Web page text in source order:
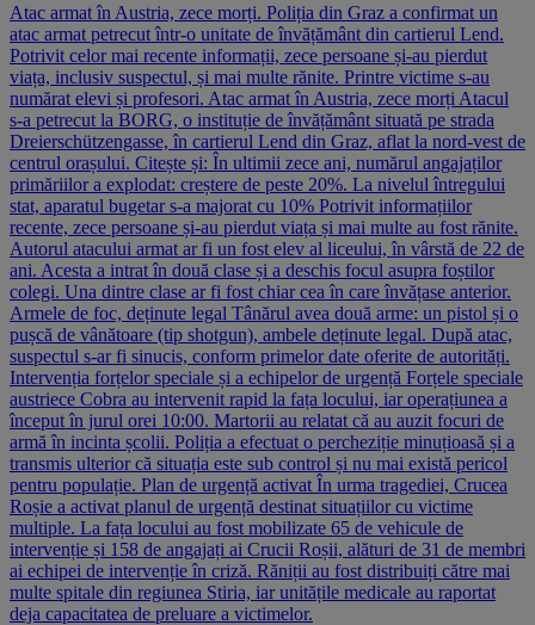
Atac armat în Austria, zece morți. Poliția din Graz a confirmat un
atac armat petrecut într-o unitate de învățământ din cartierul Lend.
Potrivit celor mai recente informații, zece persoane și-au pierdut
viața, inclusiv suspectul, și mai multe rănite. Printre victime s-au
numărat elevi și profesori. Atac armat în Austria, zece morți Atacul
s-a petrecut la BORG, o instituție de învățământ situată pe strada
Dreierschützengasse, în cartierul Lend din Graz, aflat la nord-vest de
centrul orașului. Citește și: În ultimii zece ani, numărul angajaților
primăriilor a explodat: creștere de peste 20%. La nivelul întregului
stat, aparatul bugetar s-a majorat cu 10% Potrivit informațiilor
recente, zece persoane și-au pierdut viața și mai multe au fost rănite.
Autorul atacului armat ar fi un fost elev al liceului, în vârstă de 22 de
ani. Acesta a intrat în două clase și a deschis focul asupra foștilor
colegi. Una dintre clase ar fi fost chiar cea în care învățase anterior.
Armele de foc, deținute legal Tânărul avea două arme: un pistol și o
pușcă de vânătoare (tip shotgun), ambele deținute legal. După atac,
suspectul s-ar fi sinucis, conform primelor date oferite de autorități.
Intervenția forțelor speciale și a echipelor de urgență Forțele speciale
austriece Cobra au intervenit rapid la fața locului, iar operațiunea a
început în jurul orei 10:00. Martorii au relatat că au auzit focuri de
armă în incinta școlii. Poliția a efectuat o percheziție minuțioasă și a
transmis ulterior că situația este sub control și nu mai există pericol
pentru populație. Plan de urgență activat În urma tragediei, Crucea
Roșie a activat planul de urgență destinat situațiilor cu victime
multiple. La fața locului au fost mobilizate 65 de vehicule de
intervenție și 158 de angajați ai Crucii Roșii, alături de 31 de membri
ai echipei de intervenție în criză. Răniții au fost distribuiți către mai
multe spitale din regiunea Stiria, iar unitățile medicale au raportat
deja capacitatea de preluare a victimelor.